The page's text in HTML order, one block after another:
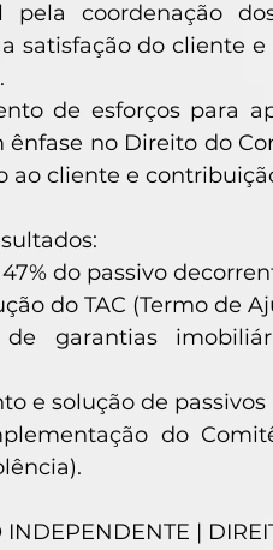
pela coordenação
satisfação do cliente
de esforços para
ênfase no Direito do
ao cliente e
do passivo
do TAC (Termo de
de garantias
e solução de
do
|